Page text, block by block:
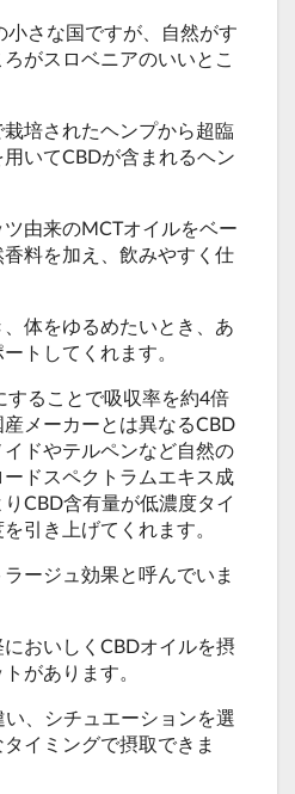
小さな国ですが、自然がす
がスロベニアのいいとこ
培されたヘンプから超臨
いてCBDが含まれるヘン
由来のMCTオイルをベー
料を加え、飲みやすく仕
体をゆるめたいとき、あ
トしてくれます。
することで吸収率を約4倍
メーカーとは異なるCBD
ドやテルペンなど自然の
ドスペクトラムエキス成
CBD含有量が低濃度タイ
引き上げてくれます。
ージュ効果と呼んでいま
おいしくCBDオイルを摂
があります。
、シチュエーションを選
イミングで摂取できま